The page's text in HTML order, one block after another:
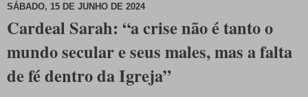
SÁBADO, 15 DE JUNHO DE 2024
Cardeal Sarah: “a crise não é tanto o
mundo secular e seus males, mas a falta
de fé dentro da Igreja”